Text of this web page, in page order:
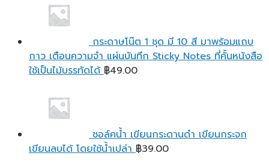
กระดาษโน๊ต 1 ชุด มี 10 สี มาพร้อมแถบ
กาว เตือนความจํา แผ่นบันทึก Sticky Notes ที่คั้นหนังสือ
ใช้เป็นไม้บรรทัดได้ ฿49.00
ชอล์คน้ำ เขียนกระดานดำ เขียนกระจก
เขียนลบได้ โดยใช้น้ำเปล่า ฿39.00